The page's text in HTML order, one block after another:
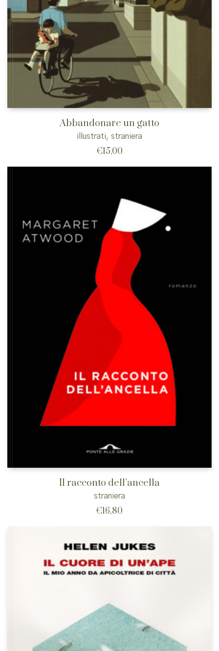
Abbandonare un gatto
illustrati, straniera
€15,00
Il racconto dell’ancella
straniera
€16,80